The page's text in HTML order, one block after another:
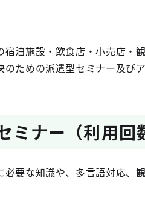
宿泊施設・飲食店・小売店・
のための派遣型セミナー及び
ミナー（利用回
必要な知識や、多言語対応、